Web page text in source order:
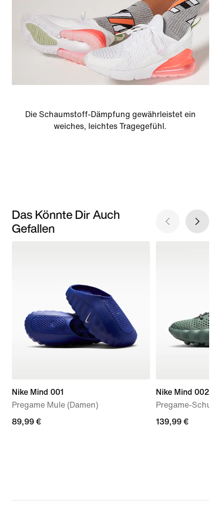
Die Schaumstoff-Dämpfung gewährleistet ein
weiches, leichtes Tragegefühl.
Das Könnte Dir Auch
Gefallen
Nike Mind 001
Pregame Mule (Damen)
89,99 €
89,99 €
Nike Mind 002
Pregame-Schuh
139,99 €
139,99 €